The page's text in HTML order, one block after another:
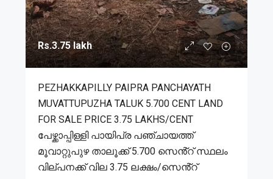
Rs.3.75 lakh
PEZHAKKAPILLY PAIPRA PANCHAYATH
MUVATTUPUZHA TALUK 5.700 CENT LAND
FOR SALE PRICE 3.75 LAKHS/CENT
പേഴ്ക്കാപ്പിള്ളി പായിപ്ര പഞ്ചായത്ത്
മൂവാറ്റുപുഴ താലൂക്ക് 5.700 സെൻ്റ് സ്ഥലം
വില്പനക്ക് വില 3.75 ലക്ഷം/സെൻ്റ്